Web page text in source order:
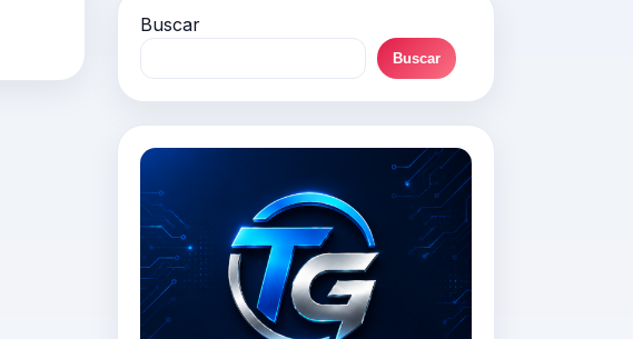
Buscar
Buscar